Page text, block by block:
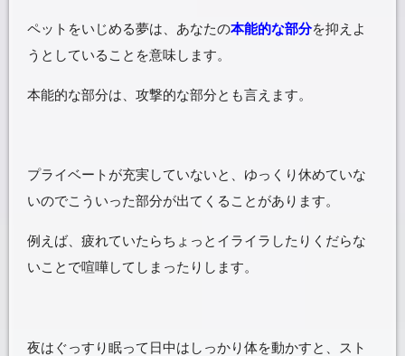
ペットをいじめる夢は、あなたの本能的な部分を抑えよ
うとしていることを意味します。
本能的な部分は、攻撃的な部分とも言えます。
プライベートが充実していないと、ゆっくり休めていな
いのでこういった部分が出てくることがあります。
例えば、疲れていたらちょっとイライラしたりくだらな
いことで喧嘩してしまったりします。
夜はぐっすり眠って日中はしっかり体を動かすと、スト